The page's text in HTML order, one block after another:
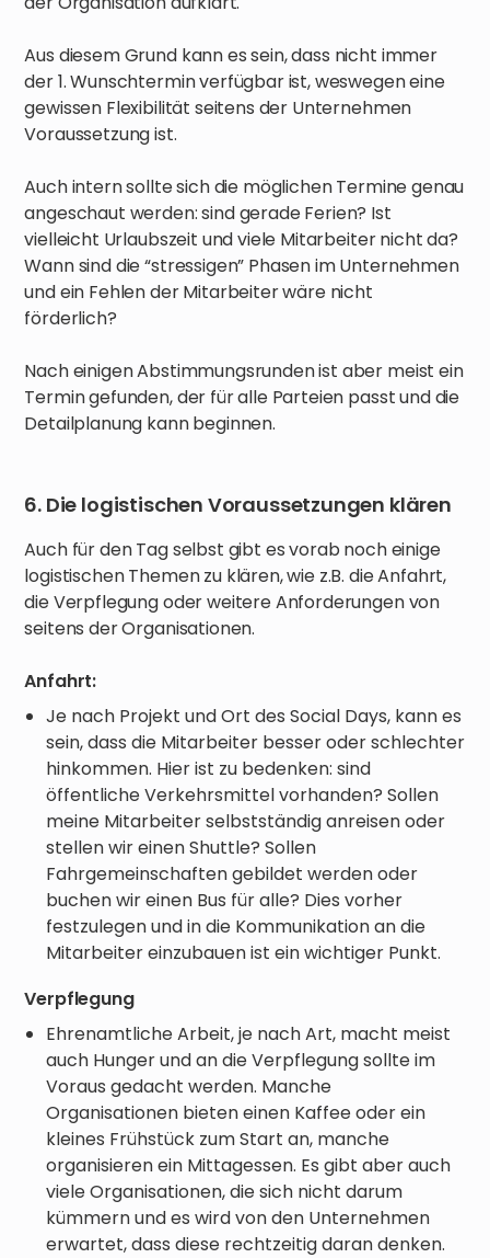
Aus diesem Grund kann es sein, dass nicht immer
der 1. Wunschtermin verfügbar ist, weswegen eine
gewissen Flexibilität seitens der Unternehmen
Voraussetzung ist.
Auch intern sollte sich die möglichen Termine genau
angeschaut werden: sind gerade Ferien? Ist
vielleicht Urlaubszeit und viele Mitarbeiter nicht da?
Wann sind die “stressigen” Phasen im Unternehmen
und ein Fehlen der Mitarbeiter wäre nicht
förderlich?
Nach einigen Abstimmungsrunden ist aber meist ein
Termin gefunden, der für alle Parteien passt und die
Detailplanung kann beginnen.
6. Die logistischen Voraussetzungen klären
Auch für den Tag selbst gibt es vorab noch einige
logistischen Themen zu klären, wie z.B. die Anfahrt,
die Verpflegung oder weitere Anforderungen von
seitens der Organisationen.
Anfahrt:
Je nach Projekt und Ort des Social Days, kann es
sein, dass die Mitarbeiter besser oder schlechter
hinkommen. Hier ist zu bedenken: sind
öffentliche Verkehrsmittel vorhanden? Sollen
meine Mitarbeiter selbstständig anreisen oder
stellen wir einen Shuttle? Sollen
Fahrgemeinschaften gebildet werden oder
buchen wir einen Bus für alle? Dies vorher
festzulegen und in die Kommunikation an die
Mitarbeiter einzubauen ist ein wichtiger Punkt.
Verpflegung
Ehrenamtliche Arbeit, je nach Art, macht meist
auch Hunger und an die Verpflegung sollte im
Voraus gedacht werden. Manche
Organisationen bieten einen Kaffee oder ein
kleines Frühstück zum Start an, manche
organisieren ein Mittagessen. Es gibt aber auch
viele Organisationen, die sich nicht darum
kümmern und es wird von den Unternehmen
erwartet, dass diese rechtzeitig daran denken.